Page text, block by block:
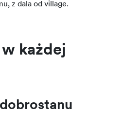
z dala od village.
każdej